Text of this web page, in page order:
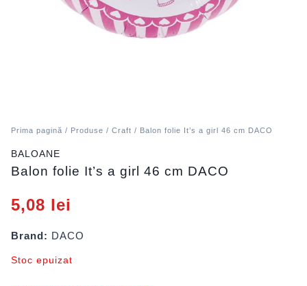
Prima pagină / Produse / Craft / Balon folie It’s a girl 46 cm DACO
BALOANE
Balon folie It’s a girl 46 cm DACO
5,08 lei
Brand: DACO
Stoc epuizat